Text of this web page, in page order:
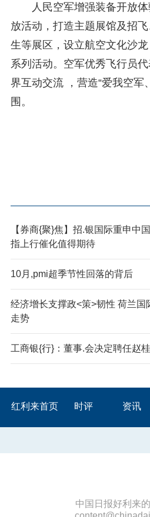
人民空军增强装备开放
放活动，打造主题展馆及招
生等展区，设立航空文化沙
系列活动。空军优秀飞行员
界互动交流 ，营造“爱我空军
围。
【券商{聚}焦】招.银国际重申中
指上行催化值得期待
10月,pmi超季节性回落的背后
经济增长支撑政<策>韧性 荷兰国
走势
工商银{行}：董事.会决定聘任赵
红利来首页 时评 资讯
中国日报好利来